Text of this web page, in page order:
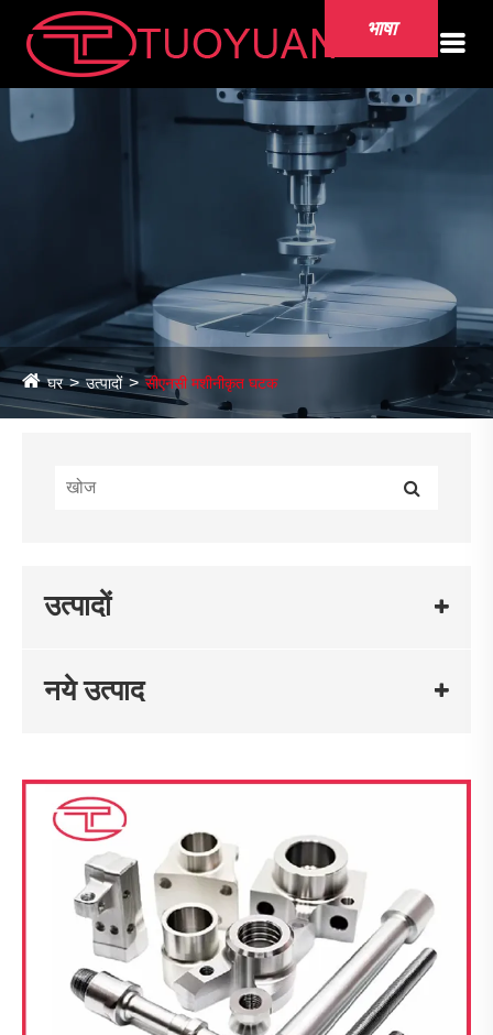
भाषा
घर उत्पादों सीएनसी मशीनीकृत घटक
उत्पादों
नये उत्पाद